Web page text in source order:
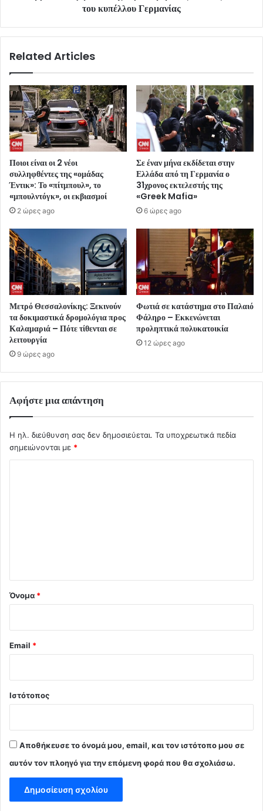
του κυπέλλου Γερμανίας
Related Articles
Ποιοι είναι οι 2 νέοι
συλληφθέντες της «ομάδας
Έντικ»: Το «πίτμπουλ», το
«μπουλντόγκ», οι εκβιασμοί
2 ώρες ago
Σε έναν μήνα εκδίδεται στην
Ελλάδα από τη Γερμανία ο
31χρονος εκτελεστής της
«Greek Mafia»
6 ώρες ago
Μετρό Θεσσαλονίκης: Ξεκινούν
τα δοκιμαστικά δρομολόγια προς
Καλαμαριά – Πότε τίθενται σε
λειτουργία
9 ώρες ago
Φωτιά σε κατάστημα στο Παλαιό
Φάληρο – Εκκενώνεται
προληπτικά πολυκατοικία
12 ώρες ago
Αφήστε μια απάντηση
Η ηλ. διεύθυνση σας δεν δημοσιεύεται. Τα υποχρεωτικά πεδία
σημειώνονται με *
Όνομα *
Email *
Ιστότοπος
Αποθήκευσε το όνομά μου, email, και τον ιστότοπο μου σε
αυτόν τον πλοηγό για την επόμενη φορά που θα σχολιάσω.